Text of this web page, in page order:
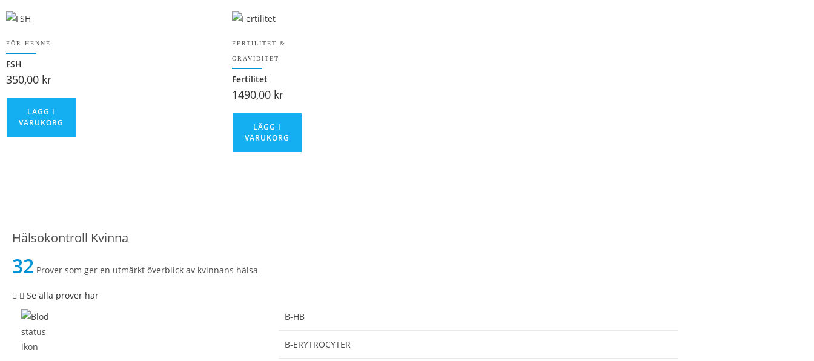
FÖR HENNE
FSH
350,00 kr
LÄGG I
VARUKORG
FERTILITET &
GRAVIDITET
Fertilitet
1490,00 kr
LÄGG I
VARUKORG
Hälsokontroll Kvinna
32 Prover som ger en utmärkt överblick av kvinnans hälsa
Se alla prover här
B-HB
B-ERYTROCYTER